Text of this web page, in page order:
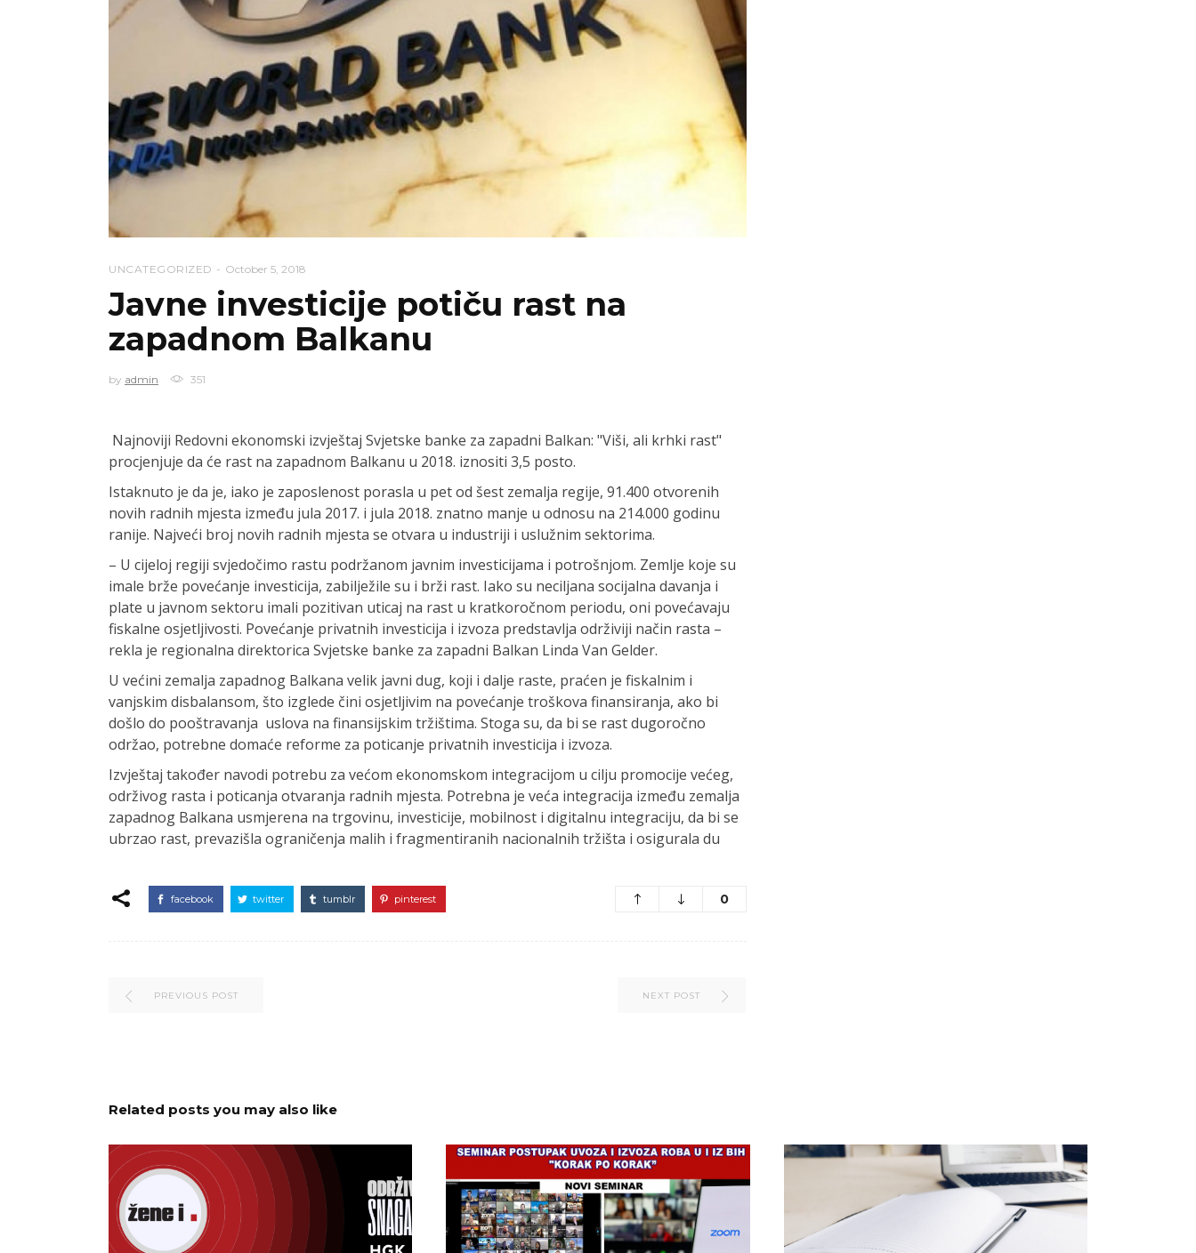
UNCATEGORIZED October 5, 2018
Javne investicije potiču rast na
zapadnom Balkanu
by admin 351
Najnoviji Redovni ekonomski izvještaj Svjetske banke za zapadni Balkan: "Viši, ali krhki rast"
procjenjuje da će rast na zapadnom Balkanu u 2018. iznositi 3,5 posto.
Istaknuto je da je, iako je zaposlenost porasla u pet od šest zemalja regije, 91.400 otvorenih
novih radnih mjesta između jula 2017. i jula 2018. znatno manje u odnosu na 214.000 godinu
ranije. Najveći broj novih radnih mjesta se otvara u industriji i uslužnim sektorima.
– U cijeloj regiji svjedočimo rastu podržanom javnim investicijama i potrošnjom. Zemlje koje su
imale brže povećanje investicija, zabilježile su i brži rast. Iako su neciljana socijalna davanja i
plate u javnom sektoru imali pozitivan uticaj na rast u kratkoročnom periodu, oni povećavaju
fiskalne osjetljivosti. Povećanje privatnih investicija i izvoza predstavlja održiviji način rasta –
rekla je regionalna direktorica Svjetske banke za zapadni Balkan Linda Van Gelder.
U većini zemalja zapadnog Balkana velik javni dug, koji i dalje raste, praćen je fiskalnim i
vanjskim disbalansom, što izglede čini osjetljivim na povećanje troškova finansiranja, ako bi
došlo do pooštravanja uslova na finansijskim tržištima. Stoga su, da bi se rast dugoročno
održao, potrebne domaće reforme za poticanje privatnih investicija i izvoza.
Izvještaj također navodi potrebu za većom ekonomskom integracijom u cilju promocije većeg,
održivog rasta i poticanja otvaranja radnih mjesta. Potrebna je veća integracija između zemalja
zapadnog Balkana usmjerena na trgovinu, investicije, mobilnost i digitalnu integraciju, da bi se
ubrzao rast, prevazišla ograničenja malih i fragmentiranih nacionalnih tržišta i osigurala du
facebook twitter tumblr pinterest 0
PREVIOUS POST NEXT POST
Related posts you may also like